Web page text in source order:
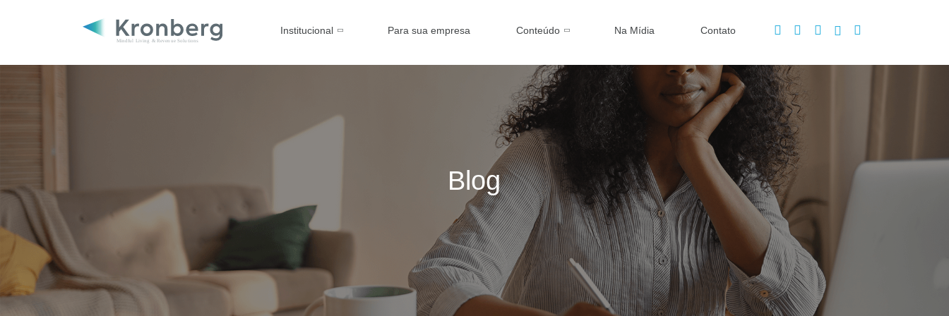
Institucional Para sua empresa Conteúdo Na Mídia Contato
Blog